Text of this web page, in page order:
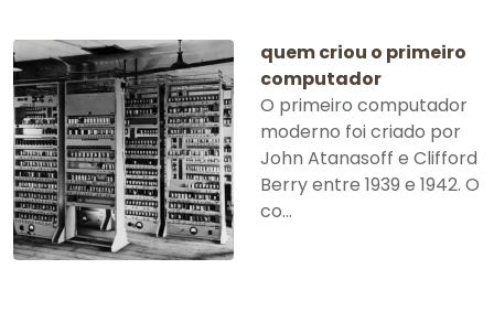
quem criou o primeiro
computador
O primeiro computador
moderno foi criado por
John Atanasoff e Clifford
Berry entre 1939 e 1942. O
co...